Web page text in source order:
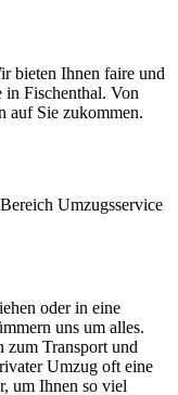
bieten Ihnen faire und
in Fischenthal. Von
auf Sie zukommen.
Umzugsservice
oder in eine
uns um alles.
zum Transport und
Umzug oft eine
um Ihnen so viel